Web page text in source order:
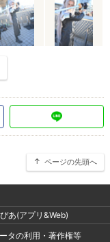
ページの先頭へ
ぴあ(アプリ&Web)
タの利用・著作権等